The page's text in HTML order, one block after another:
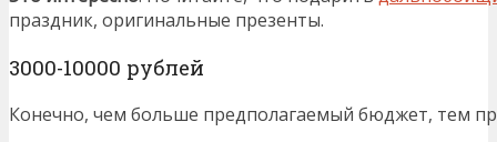
праздник, оригинальные презенты.
3000-10000 рублей
Конечно, чем больше предполагаемый бюджет, тем